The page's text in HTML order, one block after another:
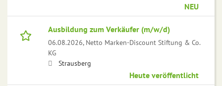
NEU
Ausbildung zum Verkäufer (m/w/d)
06.08.2026, Netto Marken-Discount Stiftung & Co.
KG
Strausberg
Heute veröffentlicht